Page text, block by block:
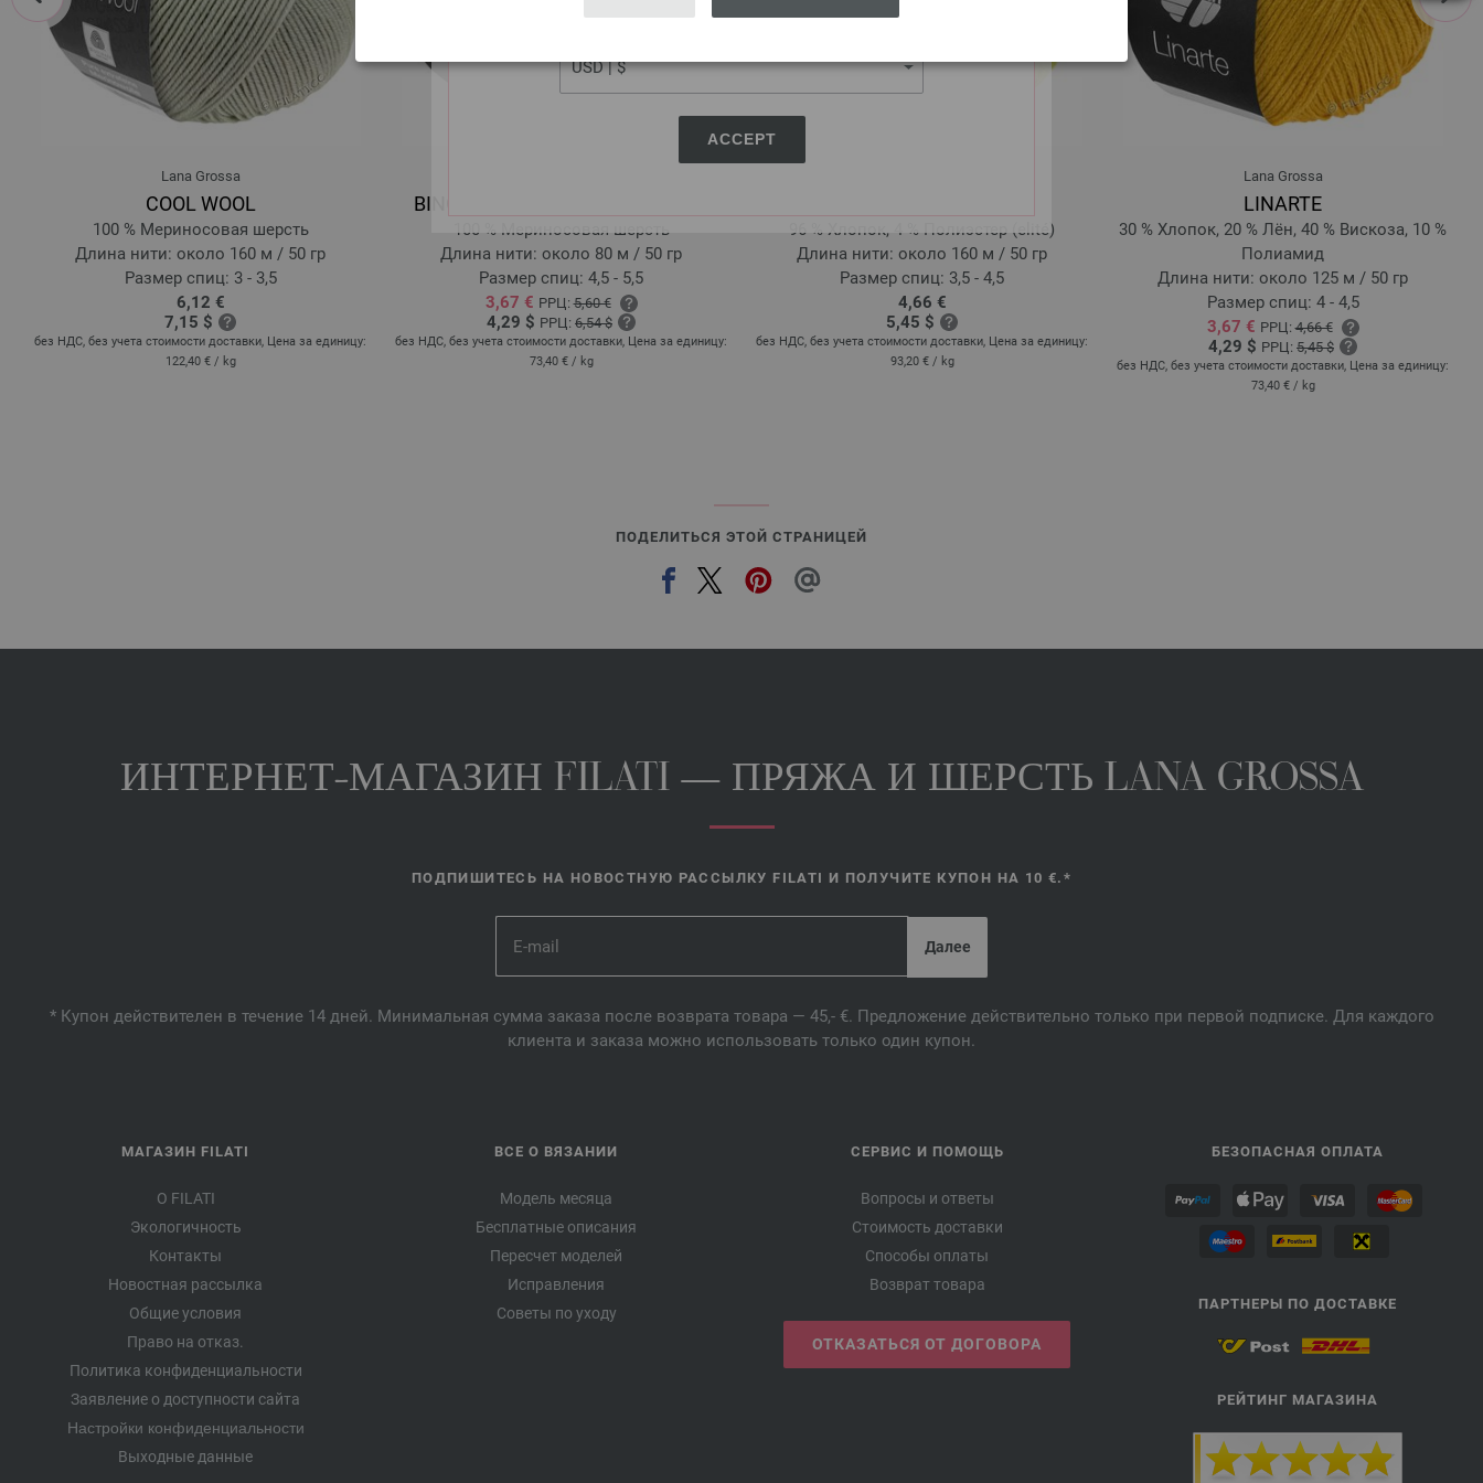
ACCEPT
Lana Grossa
COOL WOOL
100 % Мериносовая шерсть
Длина нити: около 160 м / 50 гр
Размер спиц: 3 - 3,5
6,12 €
7,15 $
без НДС, без учета стоимости доставки, Цена за единицу:
122,40 € / kg
BINGO Uni/Melange уни/меланж
100 % Мериносовая шерсть
Длина нити: около 80 м / 50 гр
Размер спиц: 4,5 - 5,5
3,67 € РРЦ:5,60 €
4,29 $ РРЦ: 6,54 $
без НДС, без учета стоимости доставки, Цена за единицу:
73,40 € / kg
96 % Хлопок, 4 % Полиэстер (elité)
Длина нити: около 160 м / 50 гр
Размер спиц: 3,5 - 4,5
4,66 €
5,45 $
без НДС, без учета стоимости доставки, Цена за единицу:
93,20 € / kg
Lana Grossa
LINARTE
30 % Хлопок, 20 % Лён, 40 % Вискоза, 10 %
Полиамид
Длина нити: около 125 м / 50 гр
Размер спиц: 4 - 4,5
3,67 € РРЦ:4,66 €
4,29 $ РРЦ: 5,45 $
без НДС, без учета стоимости доставки, Цена за единицу:
73,40 € / kg
ПОДЕЛИТЬСЯ ЭТОЙ СТРАНИЦЕЙ
ИНТЕРНЕТ-МАГАЗИН FILATI — ПРЯЖА И ШЕРСТЬ LANA GROSSA
ПОДПИШИТЕСЬ НА НОВОСТНУЮ РАССЫЛКУ FILATI И ПОЛУЧИТЕ КУПОН НА 10 €.*
* Купон действителен в течение 14 дней. Минимальная сумма заказа после возврата товара — 45,- €. Предложение действительно только при первой подписке. Для каждого
клиента и заказа можно использовать только один купон.
МАГАЗИН FILATI
О FILATI
Экологичность
Контакты
Новостная рассылка
Общие условия
Право на отказ.
Политика конфиденциальности
Заявление о доступности сайта
Настройки конфиденциальности
Выходные данные
ВСЕ О ВЯЗАНИИ
Модель месяца
Бесплатные описания
Пересчет моделей
Исправления
Советы по уходу
СЕРВИС И ПОМОЩЬ
Вопросы и ответы
Стоимость доставки
Способы оплаты
Возврат товара
ОТКАЗАТЬСЯ ОТ ДОГОВОРА
БЕЗОПАСНАЯ ОПЛАТА
ПАРТНЕРЫ ПО ДОСТАВКЕ
РЕЙТИНГ МАГАЗИНА